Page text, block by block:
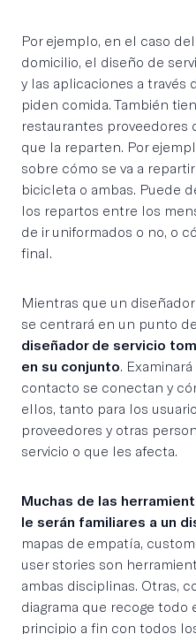
Por ejemplo, en el caso
domicilio, el diseño de
y las aplicaciones a través
piden comida. También
restaurantes proveedores
que la reparten. Por
sobre cómo se va a
bicicleta o ambas. Puede
los repartos entre los
de ir uniformados o no, o
final.
Mientras que un
se centrará en un punto
diseñador de servicio
en su conjunto.
contacto se conectan y
ellos, tanto para los
proveedores y otras
servicio o que les afecta.
Muchas de las
le serán familiares a un
mapas de empatía,
user stories son
ambas disciplinas. Otras,
diagrama que recoge todo
principio a fin con todos